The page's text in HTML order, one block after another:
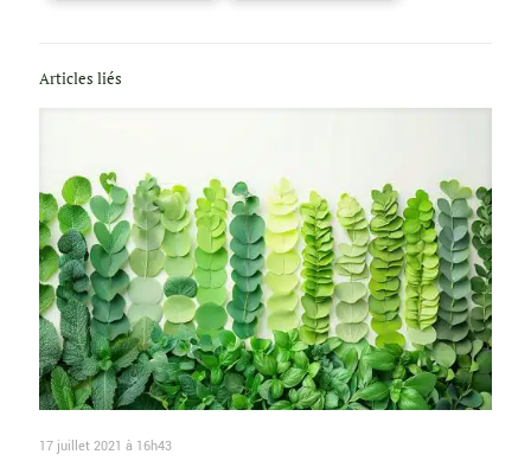
Articles liés
17 juillet 2021 à 16h43